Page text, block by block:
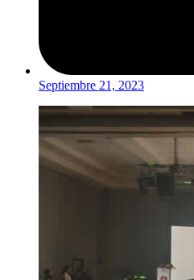
Septiembre 21, 2023